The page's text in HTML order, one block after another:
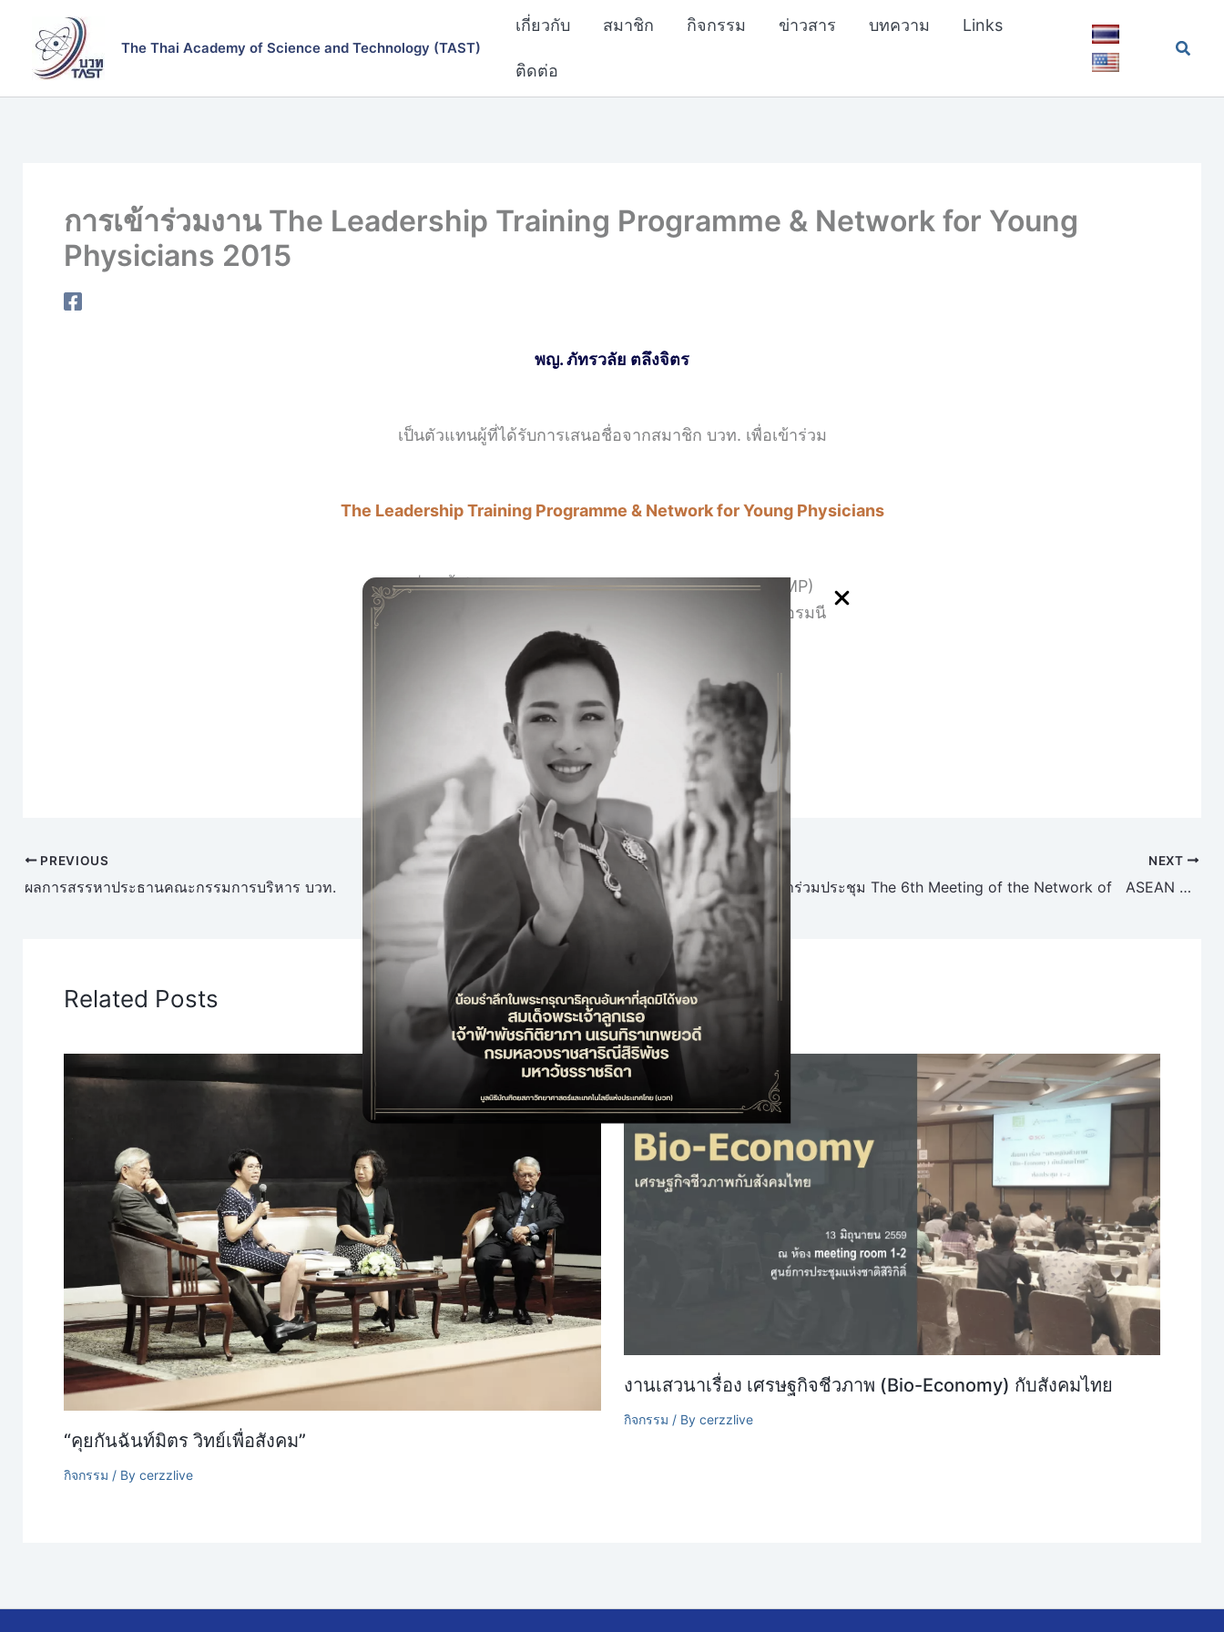
content
The Thai Academy of Science and Technology (TAST)
เกี่ยวกับ สมาชิก กิจกรรม ข่าวสาร บทความ Links
ติดต่อ
การเข้าร่วมงาน The Leadership Training Programme & Network for Young
Physicians 2015
พญ. ภัทรวลัย ตลึงจิตร
เป็นตัวแทนผู้ที่ได้รับการเสนอชื่อจากสมาชิก บวท. เพื่อเข้าร่วม
The Leadership Training Programme & Network for Young Physicians
ที่จัดขึ้นโดยThe Inter-academy Medical Panel (IAMP)
เมื่อวันที่ 11 – 13 ตุลาคม 2558 ณ กรุงเบอร์ลิน ประเทศเยอรมนี
ภายใต้การสนับสนุนโดยมหาวิทยาลัยมหิดล
PREVIOUS
ผลการสรรหาประธานคณะกรรมการบริหาร บวท.
NEXT
การเข้าร่วมประชุม The 6th Meeting of the Network of ASEAN Science และ The 8th General Assembly of Academy of Sciences Malaysia (ASM)
Related Posts
“คุยกันฉันท์มิตร วิทย์เพื่อสังคม”
กิจกรรม / By cerzzlive
งานเสวนาเรื่อง เศรษฐกิจชีวภาพ (Bio-Economy) กับสังคมไทย
กิจกรรม / By cerzzlive